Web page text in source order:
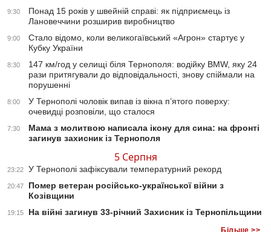
9:30
Понад 15 років у швейній справі: як підприємець із
Лановеччини розширив виробництво
9:00
Стало відомо, коли великогаївський «Агрон» стартує у
Кубку України
8:30
147 км/год у селищі біля Тернополя: водійку BMW, яку 24
рази притягували до відповідальності, знову спіймали на
порушенні
8:00
У Тернополі чоловік випав із вікна п’ятого поверху:
очевидці розповіли, що сталося
7:30
Мама з молитвою написала ікону для сина: на фронті
загинув захисник із Тернополя
5 Серпня
23:22 У Тернополі зафіксували температурний рекорд
20:47
Помер ветеран російсько-української війни з
Козівщини
19:15 На війні загинув 33-річний Захисник із Тернопільщини
Більше >>